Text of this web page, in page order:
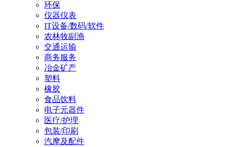
环保
仪器仪表
IT设备/数码/软件
农林牧副渔
交通运输
商务服务
冶金矿产
塑料
橡胶
食品饮料
电子元器件
医疗/护理
包装/印刷
汽摩及配件